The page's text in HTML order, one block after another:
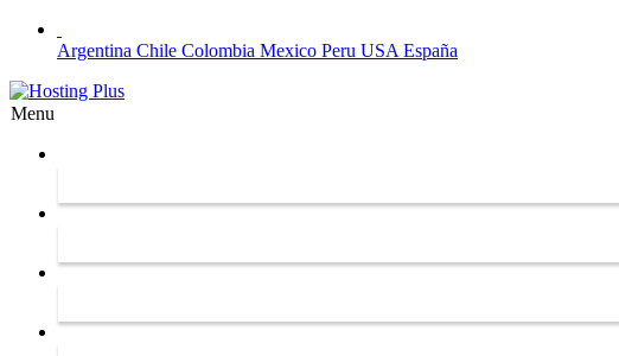
Argentina Chile Colombia Mexico Peru USA España
Menu